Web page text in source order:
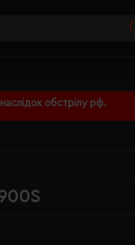
обстрілу рф.